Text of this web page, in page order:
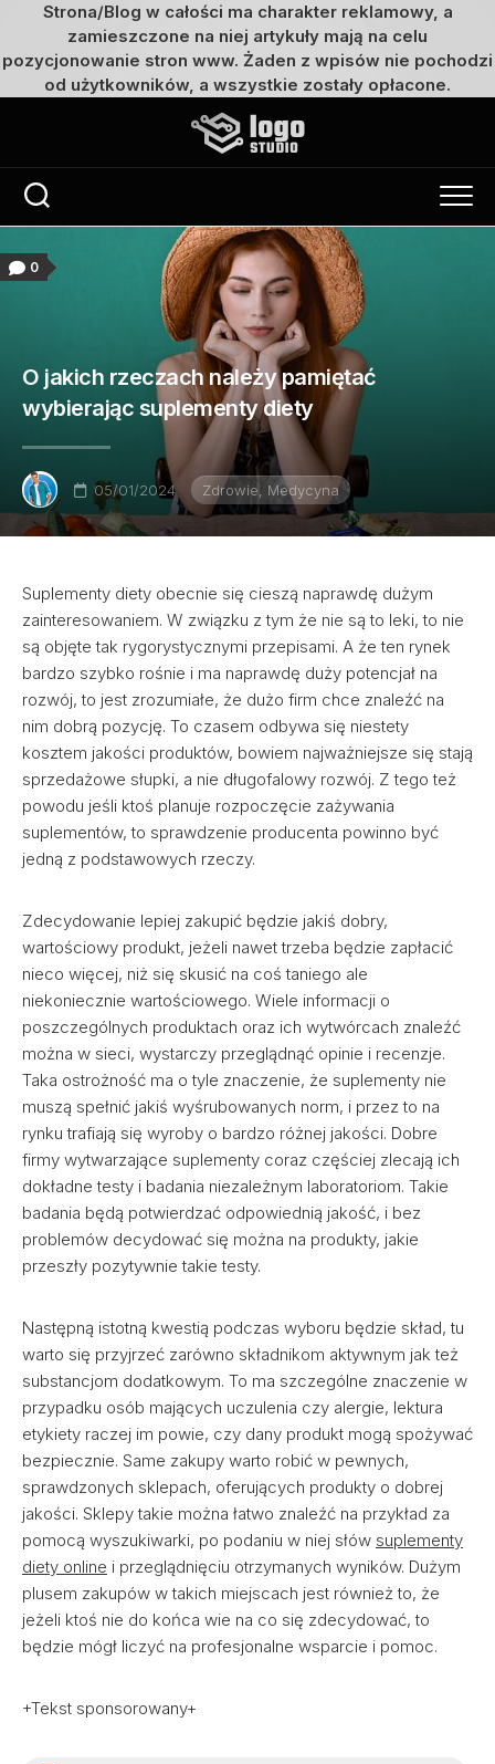
Strona/Blog w całości ma charakter reklamowy, a
zamieszczone na niej artykuły mają na celu
pozycjonowanie stron www. Żaden z wpisów nie pochodzi
od użytkowników, a wszystkie zostały opłacone.
0
O jakich rzeczach należy pamiętać
wybierając suplementy diety
05/01/2024 Zdrowie, Medycyna
Suplementy diety obecnie się cieszą naprawdę dużym
zainteresowaniem. W związku z tym że nie są to leki, to nie
są objęte tak rygorystycznymi przepisami. A że ten rynek
bardzo szybko rośnie i ma naprawdę duży potencjał na
rozwój, to jest zrozumiałe, że dużo firm chce znaleźć na
nim dobrą pozycję. To czasem odbywa się niestety
kosztem jakości produktów, bowiem najważniejsze się stają
sprzedażowe słupki, a nie długofalowy rozwój. Z tego też
powodu jeśli ktoś planuje rozpoczęcie zażywania
suplementów, to sprawdzenie producenta powinno być
jedną z podstawowych rzeczy.
Zdecydowanie lepiej zakupić będzie jakiś dobry,
wartościowy produkt, jeżeli nawet trzeba będzie zapłacić
nieco więcej, niż się skusić na coś taniego ale
niekoniecznie wartościowego. Wiele informacji o
poszczególnych produktach oraz ich wytwórcach znaleźć
można w sieci, wystarczy przeglądnąć opinie i recenzje.
Taka ostrożność ma o tyle znaczenie, że suplementy nie
muszą spełnić jakiś wyśrubowanych norm, i przez to na
rynku trafiają się wyroby o bardzo różnej jakości. Dobre
firmy wytwarzające suplementy coraz częściej zlecają ich
dokładne testy i badania niezależnym laboratoriom. Takie
badania będą potwierdzać odpowiednią jakość, i bez
problemów decydować się można na produkty, jakie
przeszły pozytywnie takie testy.
Następną istotną kwestią podczas wyboru będzie skład, tu
warto się przyjrzeć zarówno składnikom aktywnym jak też
substancjom dodatkowym. To ma szczególne znaczenie w
przypadku osób mających uczulenia czy alergie, lektura
etykiety raczej im powie, czy dany produkt mogą spożywać
bezpiecznie. Same zakupy warto robić w pewnych,
sprawdzonych sklepach, oferujących produkty o dobrej
jakości. Sklepy takie można łatwo znaleźć na przykład za
pomocą wyszukiwarki, po podaniu w niej słów suplementy
diety online i przeglądnięciu otrzymanych wyników. Dużym
plusem zakupów w takich miejscach jest również to, że
jeżeli ktoś nie do końca wie na co się zdecydować, to
będzie mógł liczyć na profesjonalne wsparcie i pomoc.
+Tekst sponsorowany+